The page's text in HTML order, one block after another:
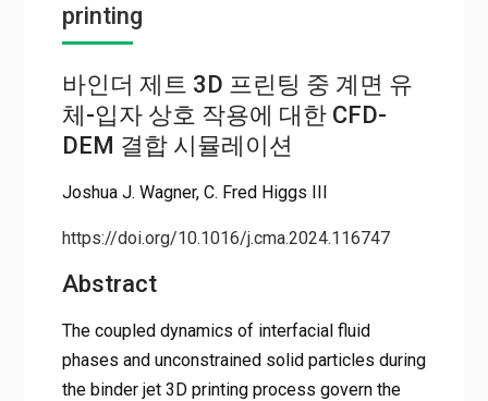
printing
바인더 제트 3D 프린팅 중 계면 유
체-입자 상호 작용에 대한 CFD-
DEM 결합 시뮬레이션
Joshua J. Wagner, C. Fred Higgs III
https://doi.org/10.1016/j.cma.2024.116747
Abstract
The coupled dynamics of interfacial fluid
phases and unconstrained solid particles during
the binder jet 3D printing process govern the